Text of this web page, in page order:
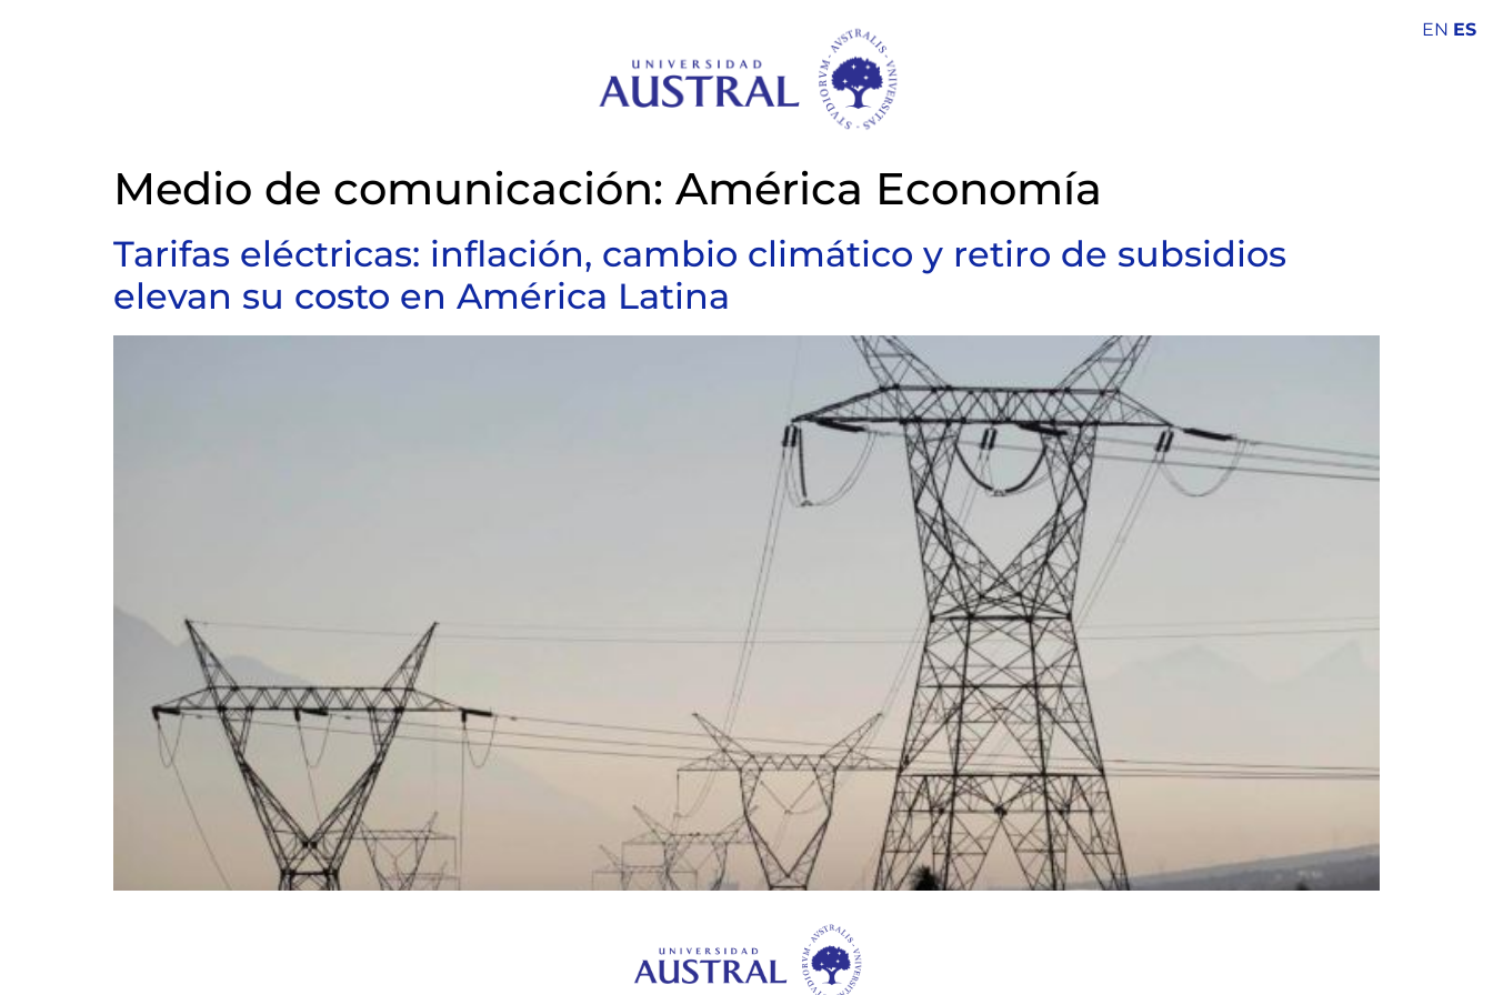
Medio de comunicación: América Economía
Tarifas eléctricas: inflación, cambio climático y retiro de subsidios
elevan su costo en América Latina
EN ES